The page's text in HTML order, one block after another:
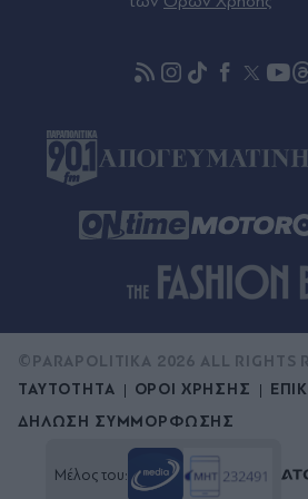
ΤΑΥΤΟΤΗΤΑ ΟΡΟΙ ΧΡΗΣΗΣ
ΔΗΛΩΣΗ ΣΥΜΜΟΡΦΩΣΗΣ
©PARAPOLITIKA 2026 ALL RIGHTS
Μέλος του: